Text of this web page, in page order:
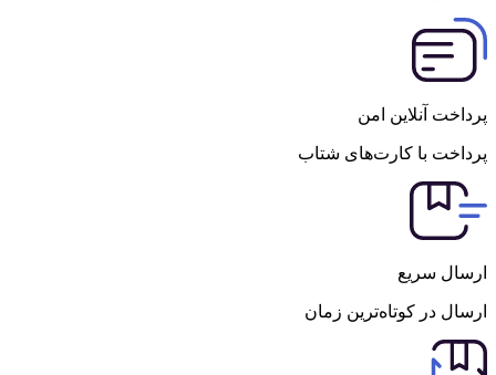
پرداخت آنلاین امن
پرداخت با کارت‌های شتاب
ارسال سریع
ارسال در کوتاه‌ترین زمان